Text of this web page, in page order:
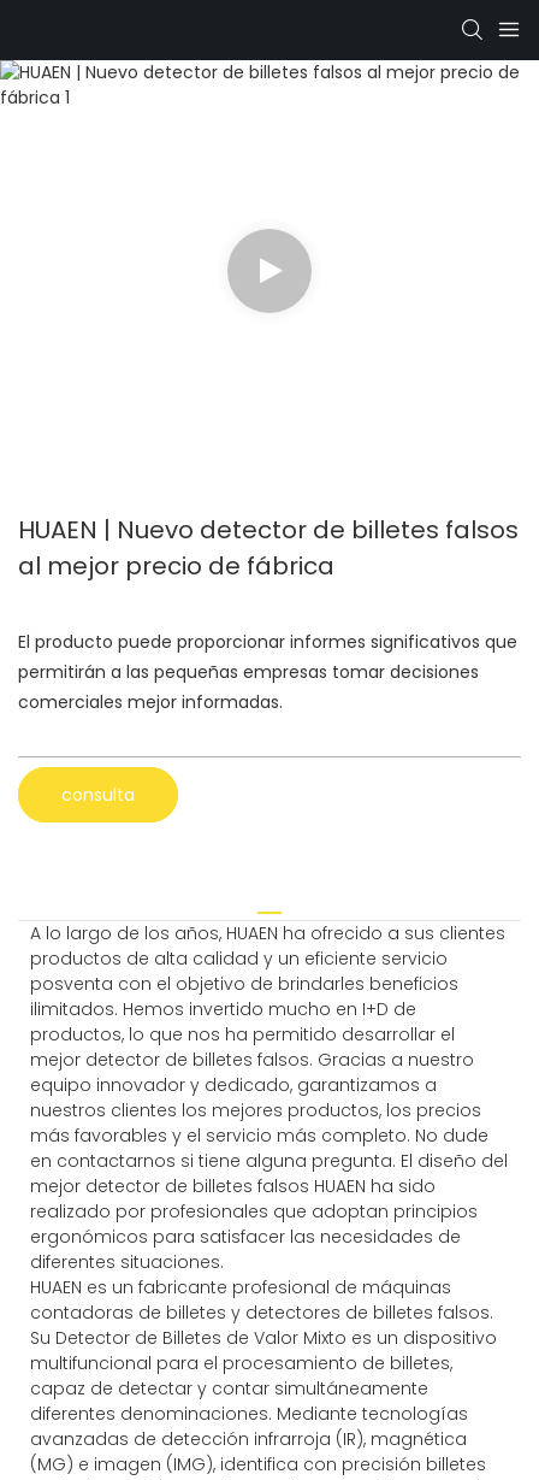
HUAEN | Nuevo detector de billetes falsos
al mejor precio de fábrica
El producto puede proporcionar informes significativos que
permitirán a las pequeñas empresas tomar decisiones
comerciales mejor informadas.
consulta
A lo largo de los años, HUAEN ha ofrecido a sus clientes
productos de alta calidad y un eficiente servicio
posventa con el objetivo de brindarles beneficios
ilimitados. Hemos invertido mucho en I+D de
productos, lo que nos ha permitido desarrollar el
mejor detector de billetes falsos. Gracias a nuestro
equipo innovador y dedicado, garantizamos a
nuestros clientes los mejores productos, los precios
más favorables y el servicio más completo. No dude
en contactarnos si tiene alguna pregunta. El diseño del
mejor detector de billetes falsos HUAEN ha sido
realizado por profesionales que adoptan principios
ergonómicos para satisfacer las necesidades de
diferentes situaciones.
HUAEN es un fabricante profesional de máquinas
contadoras de billetes y detectores de billetes falsos.
Su Detector de Billetes de Valor Mixto es un dispositivo
multifuncional para el procesamiento de billetes,
capaz de detectar y contar simultáneamente
diferentes denominaciones. Mediante tecnologías
avanzadas de detección infrarroja (IR), magnética
(MG) e imagen (IMG), identifica con precisión billetes